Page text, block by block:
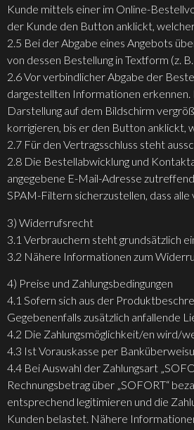
Kunde mittels einer im Online-
der Kunde den Button anklickt,
2.5 Bei der Abgabe eines Angebots
von dessen Bestellung in Textform (z.
2.6 Vor verbindlicher Abgabe der
dargestellten Informationen erkennen.
Darstellung auf dem Bildschirm
korrigieren, bis er den Button anklickt,
2.7 Für den Vertragsschluss steht
2.8 Die Bestellabwicklung und
angegebene E-Mail-Adresse
SPAM-Filtern sicherzustellen, dass
3) Widerrufsrecht
3.1 Verbrauchern steht grundsätzlich
3.2 Nähere Informationen zum
4) Preise und Zahlungsbedingungen
4.1 Sofern sich aus der
Gegebenenfalls zusätzlich anfallende
4.2 Die Zahlungsmöglichkeit/en wird/
4.3 Ist Vorauskasse per
4.4 Bei Auswahl der Zahlungsart
Rechnungsbetrag über „SOFORT“
entsprechend legitimieren und die
Kunden belastet. Nähere